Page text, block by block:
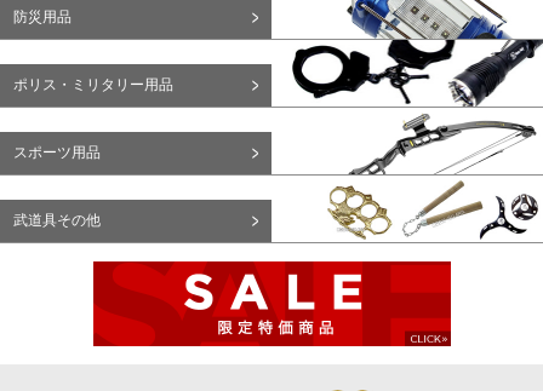
防災用品
ポリス・ミリタリー用品
スポーツ用品
武道具その他